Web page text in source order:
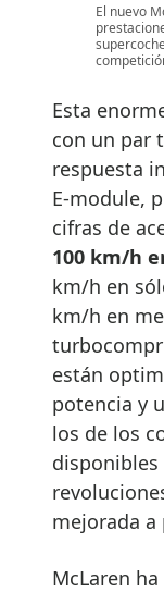
El nuevo
Esta
con un par
respuesta
E-module,
cifras de
100 km/h
km/h en
km/h en
están
potencia y
los de los
mejorada a
McLaren